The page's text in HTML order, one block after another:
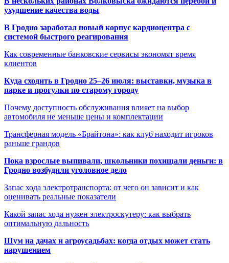
ухудшение качества воды
В Гродно заработал новый корпус кардиоцентра с
системой быстрого реагирования
Как современные банковские сервисы экономят время
клиентов
Куда сходить в Гродно 25–26 июля: выставки, музыка в
парке и прогулки по старому городу
Почему доступность обслуживания влияет на выбор
автомобиля не меньше цены и комплектации
Трансферная модель «Брайтона»: как клуб находит игроков
раньше грандов
Пока взрослые выпивали, школьники похищали деньги: в
Гродно возбудили уголовное дело
Запас хода электротранспорта: от чего он зависит и как
оценивать реальные показатели
Какой запас хода нужен электроскутеру: как выбрать
оптимальную дальность
Шум на дачах и агроусадьбах: когда отдых может стать
нарушением